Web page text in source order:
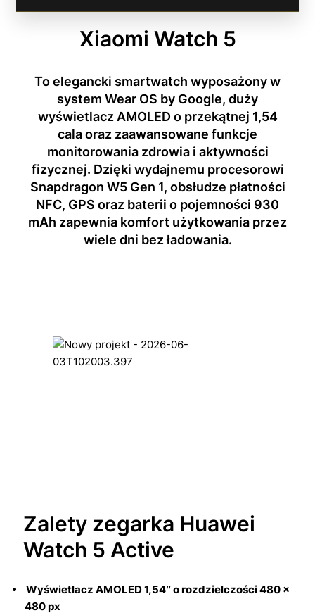
Xiaomi Watch 5
To elegancki smartwatch wyposażony w
system Wear OS by Google, duży
wyświetlacz AMOLED o przekątnej 1,54
cala oraz zaawansowane funkcje
monitorowania zdrowia i aktywności
fizycznej. Dzięki wydajnemu procesorowi
Snapdragon W5 Gen 1, obsłudze płatności
NFC, GPS oraz baterii o pojemności 930
mAh zapewnia komfort użytkowania przez
wiele dni bez ładowania.
Zalety zegarka Huawei
Watch 5 Active
Wyświetlacz AMOLED 1,54″ o rozdzielczości 480 ×
480 px